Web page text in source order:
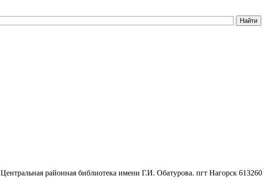
Центральная районная библиотека имени Г.И. Обатурова. пгт Нагорск 613260